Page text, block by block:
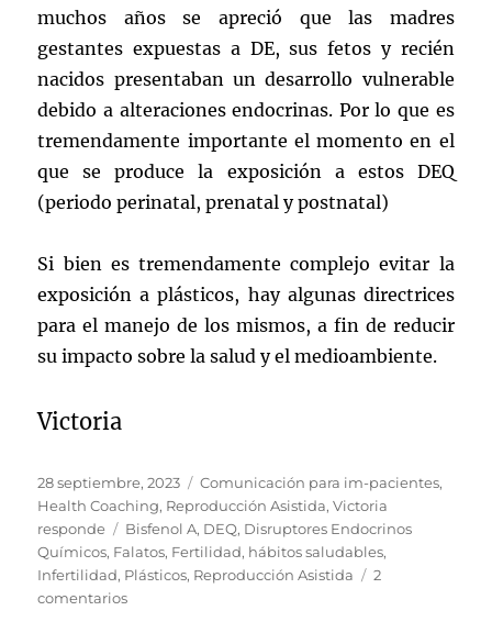
muchos años se apreció que las madres
gestantes expuestas a DE, sus fetos y recién
nacidos presentaban un desarrollo vulnerable
debido a alteraciones endocrinas. Por lo que es
tremendamente importante el momento en el
que se produce la exposición a estos DEQ
(periodo perinatal, prenatal y postnatal)
Si bien es tremendamente complejo evitar la
exposición a plásticos, hay algunas directrices
para el manejo de los mismos, a fin de reducir
su impacto sobre la salud y el medioambiente.
Victoria
Publicado
el
28 septiembre, 2023 Categorías
Comunicación para im-pacientes,
Health Coaching, Reproducción Asistida,Victoria
responde
Etiquetas
Bisfenol A, DEQ, Disruptores Endocrinos
Químicos, Falatos, Fertilidad, hábitos saludables,
Infertilidad, Plásticos, Reproducción Asistida
2
comentariosen